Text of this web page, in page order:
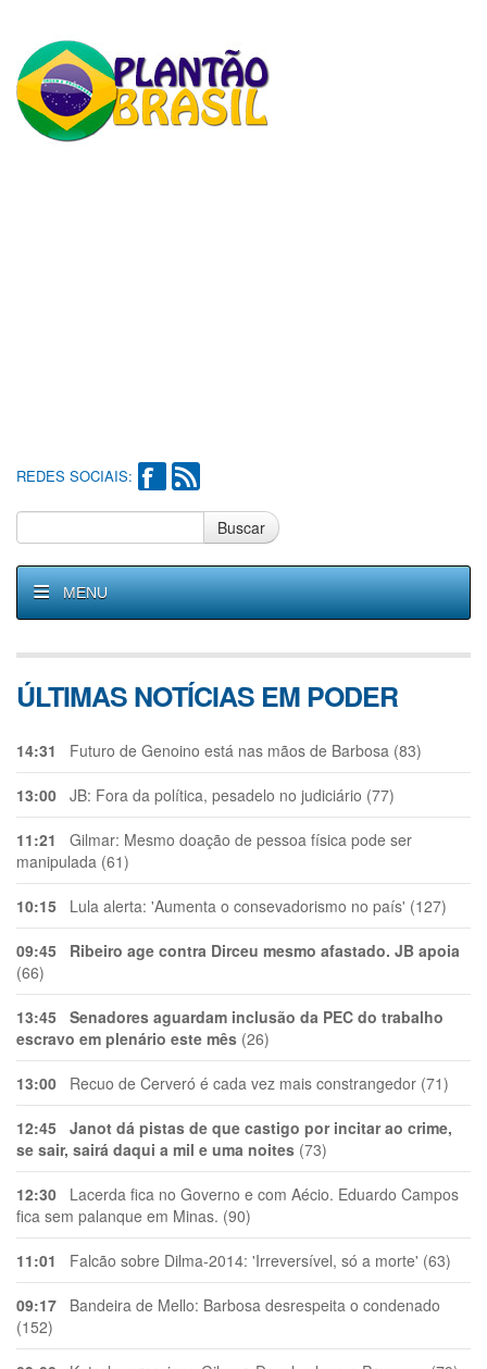
REDES SOCIAIS:
Buscar
MENU
ÚLTIMAS NOTÍCIAS EM PODER
14:31 Futuro de Genoino está nas mãos de Barbosa (83)
13:00 JB: Fora da política, pesadelo no judiciário (77)
11:21 Gilmar: Mesmo doação de pessoa física pode ser
manipulada (61)
10:15 Lula alerta: 'Aumenta o consevadorismo no país' (127)
09:45
Ribeiro age contra Dirceu mesmo afastado. JB apoia
(66)
13:45 Senadores aguardam inclusão da PEC do trabalho
escravo em plenário este mês (26)
13:00 Recuo de Cerveró é cada vez mais constrangedor (71)
12:45 Janot dá pistas de que castigo por incitar ao crime,
se sair, sairá daqui a mil e uma noites (73)
12:30 Lacerda fica no Governo e com Aécio. Eduardo Campos
fica sem palanque em Minas. (90)
11:01 Falcão sobre Dilma-2014: 'Irreversível, só a morte' (63)
09:17 Bandeira de Mello: Barbosa desrespeita o condenado
(152)